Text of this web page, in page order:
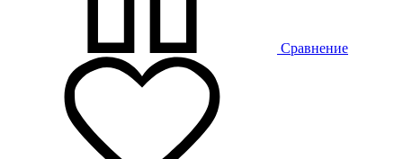
Сравнение